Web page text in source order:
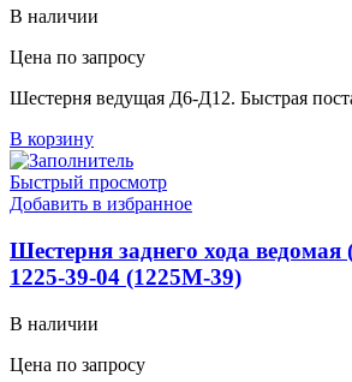
В наличии
Цена по запросу
Шестерня ведущая Д6-Д12. Быстрая
В корзину
Быстрый просмотр
Добавить в избранное
Шестерня заднего хода
1225-39-04 (1225М-39)
В наличии
Цена по запросу